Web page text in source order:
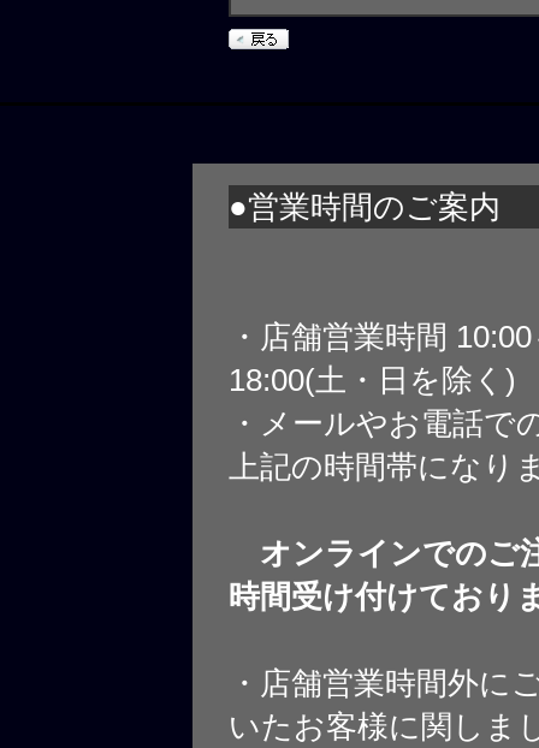
●営業時間のご案内
・店舗営業時間
18:00(土・日を除く)
・メールやお電話で
上記の時間帯になり
オンラインでのご
時間受け付けており
・店舗営業時間外に
いたお客様に関しま